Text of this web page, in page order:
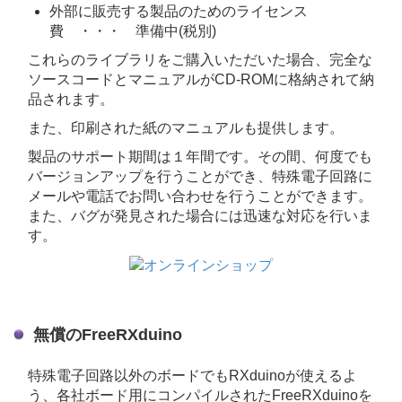
外部に販売する製品のためのライセンス
費 ・・・ 準備中(税別)
これらのライブラリをご購入いただいた場合、完全な
ソースコードとマニュアルがCD-ROMに格納されて納
品されます。
また、印刷された紙のマニュアルも提供します。
製品のサポート期間は１年間です。その間、何度でも
バージョンアップを行うことができ、特殊電子回路に
メールや電話でお問い合わせを行うことができます。
また、バグが発見された場合には迅速な対応を行いま
す。
無償のFreeRXduino
特殊電子回路以外のボードでもRXduinoが使えるよ
う、各社ボード用にコンパイルされたFreeRXduinoを